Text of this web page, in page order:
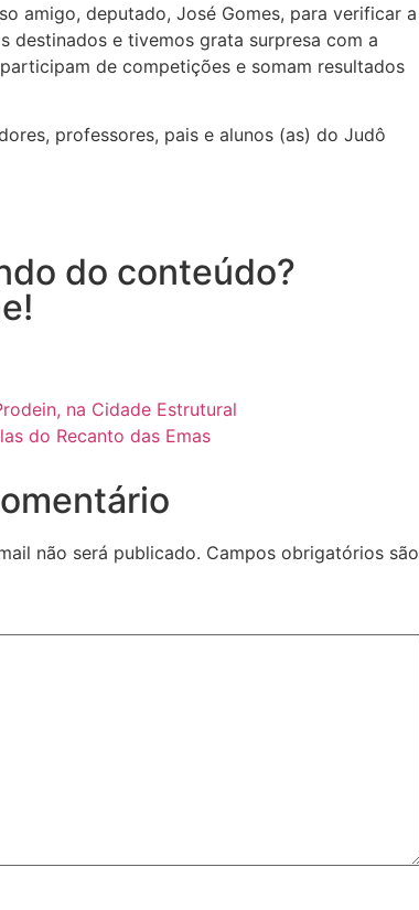
amigo, deputado, José Gomes, para verificar a
destinados e tivemos grata surpresa com a
de competições e somam resultados
professores, pais e alunos (as) do Judô
do conteúdo?
na Cidade Estrutural
do Recanto das Emas
não será publicado. Campos obrigatórios são